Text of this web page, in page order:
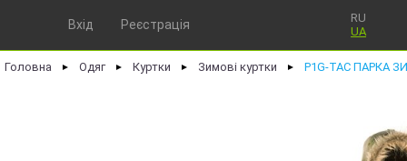
RU
UA
Вхід Реєстрація
Головна ► Одяг ► Куртки ► Зимові куртки ► P1G-TAC ПАРКА